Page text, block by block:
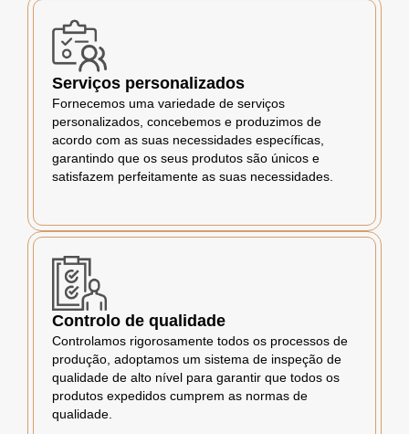
Serviços personalizados
Fornecemos uma variedade de serviços
personalizados, concebemos e produzimos de
acordo com as suas necessidades específicas,
garantindo que os seus produtos são únicos e
satisfazem perfeitamente as suas necessidades.
Controlo de qualidade
Controlamos rigorosamente todos os processos de
produção, adoptamos um sistema de inspeção de
qualidade de alto nível para garantir que todos os
produtos expedidos cumprem as normas de
qualidade.